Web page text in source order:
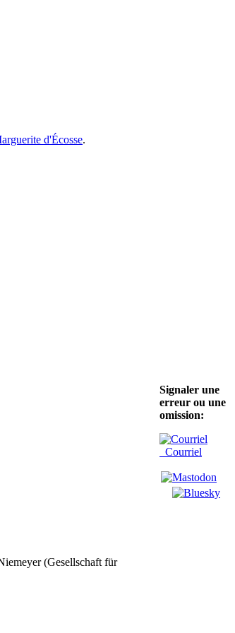
d'Écosse.
(Gesellschaft für
Signaler une
erreur ou une
omission:
Courriel